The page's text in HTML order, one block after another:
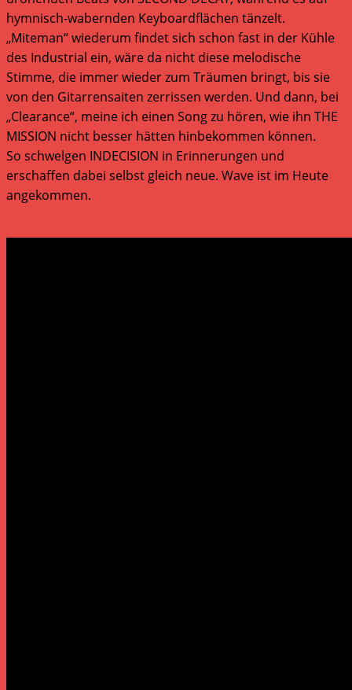
hymnisch-wabernden Keyboardflächen tänzelt.
„Miteman“ wiederum findet sich schon fast in der Kühle
des Industrial ein, wäre da nicht diese melodische
Stimme, die immer wieder zum Träumen bringt, bis sie
von den Gitarrensaiten zerrissen werden. Und dann, bei
„Clearance“, meine ich einen Song zu hören, wie ihn THE
MISSION nicht besser hätten hinbekommen können.
So schwelgen INDECISION in Erinnerungen und
erschaffen dabei selbst gleich neue. Wave ist im Heute
angekommen.